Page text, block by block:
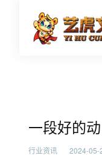
一段好
一段好的
行业资讯 2024-05-